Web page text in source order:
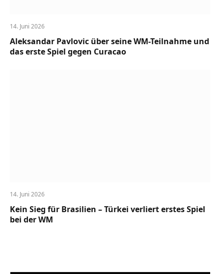
14. Juni 2026
Aleksandar Pavlovic über seine WM-Teilnahme und
das erste Spiel gegen Curacao
14. Juni 2026
Kein Sieg für Brasilien – Türkei verliert erstes Spiel
bei der WM